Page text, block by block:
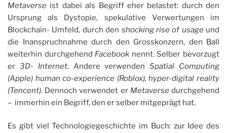
Metaverse ist dabei als Begriff eher belastet: durch den
Ursprung als Dystopie, spekulative Verwertungen im
Blockchain- Umfeld, durch den shocking rise of usageund
die Inanspruchnahme durch den Grosskonzern, den Ball
weiterhin durchgehend Facebook nennt. Selber bevorzugt
er 3D- Internet. Andere verwendenSpatial Computing
(Apple) human co-experience (Roblox), hyper-digital reality
(Tencent). Dennoch verwendet er Metaversedurchgehend
– immerhin ein Begriff, den er selber mitgeprägt hat.
Es gibt viel Technologiegeschichte im Buch: zur Idee des